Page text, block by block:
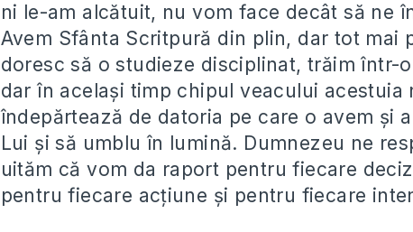
ni le-am alcătuit, nu vom face decât să ne
Avem Sfânta Scritpură din plin, dar tot mai
doresc să o studieze disciplinat, trăim într-
dar în același timp chipul veacului acestuia
îndepărtează de datoria pe care o avem și
Lui și să umblu în lumină. Dumnezeu ne
uităm că vom da raport pentru fiecare
pentru fiecare acțiune și pentru fiecare